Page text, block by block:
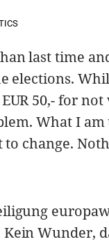
last time
elections.
50,- for not
What I
change.
Wunder,